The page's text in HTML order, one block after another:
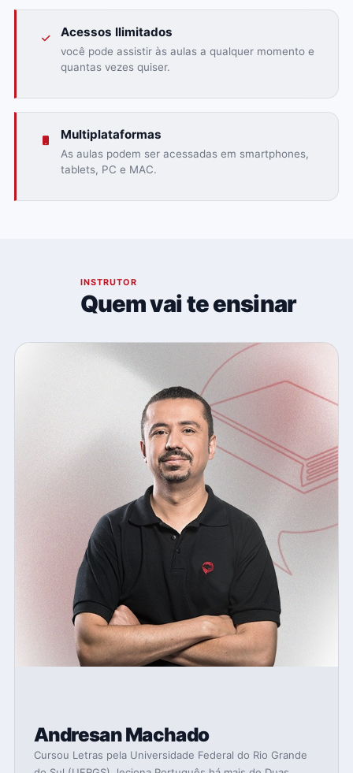
Acessos Ilimitados
você pode assistir às aulas a qualquer momento e
quantas vezes quiser.
Multiplataformas
As aulas podem ser acessadas em smartphones,
tablets, PC e MAC.
INSTRUTOR
Quem vai te ensinar
Andresan Machado
Cursou Letras pela Universidade Federal do Rio Grande